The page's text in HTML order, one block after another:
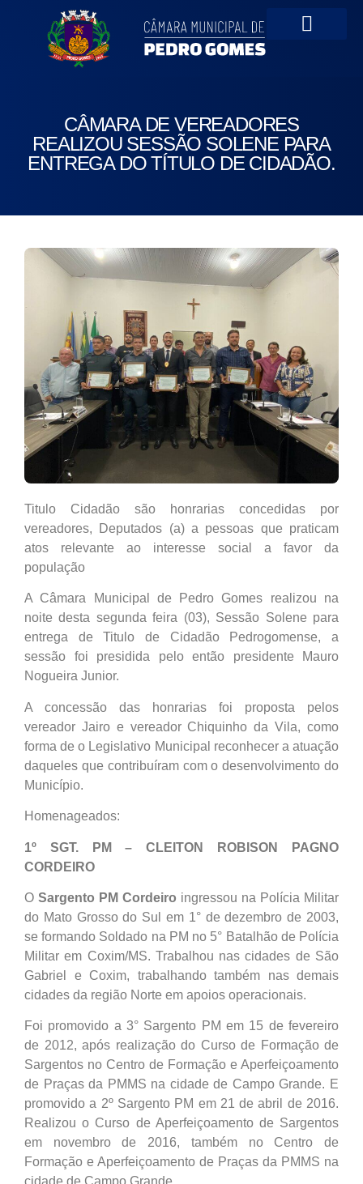
CÂMARA DE VEREADORES
REALIZOU SESSÃO SOLENE PARA
ENTREGA DO TÍTULO DE CIDADÃO.
Titulo Cidadão são honrarias concedidas por
vereadores, Deputados (a) a pessoas que praticam
atos relevante ao interesse social a favor da
população
A Câmara Municipal de Pedro Gomes realizou na
noite desta segunda feira (03), Sessão Solene para
entrega de Titulo de Cidadão Pedrogomense, a
sessão foi presidida pelo então presidente Mauro
Nogueira Junior.
A concessão das honrarias foi proposta pelos
vereador Jairo e vereador Chiquinho da Vila, como
forma de o Legislativo Municipal reconhecer a atuação
daqueles que contribuíram com o desenvolvimento do
Município.
Homenageados:
1º SGT. PM – CLEITON ROBISON PAGNO
CORDEIRO
O Sargento PM Cordeiro ingressou na Polícia Militar
do Mato Grosso do Sul em 1° de dezembro de 2003,
se formando Soldado na PM no 5° Batalhão de Polícia
Militar em Coxim/MS. Trabalhou nas cidades de São
Gabriel e Coxim, trabalhando também nas demais
cidades da região Norte em apoios operacionais.
Foi promovido a 3° Sargento PM em 15 de fevereiro
de 2012, após realização do Curso de Formação de
Sargentos no Centro de Formação e Aperfeiçoamento
de Praças da PMMS na cidade de Campo Grande. E
promovido a 2º Sargento PM em 21 de abril de 2016.
Realizou o Curso de Aperfeiçoamento de Sargentos
em novembro de 2016, também no Centro de
Formação e Aperfeiçoamento de Praças da PMMS na